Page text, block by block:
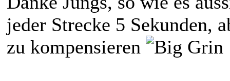
jeder Strecke 5 Sekunden,
zu kompensieren